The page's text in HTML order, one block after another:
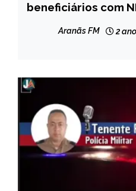
NOTÍCIAS
beneficiários com
Aranãs FM 2